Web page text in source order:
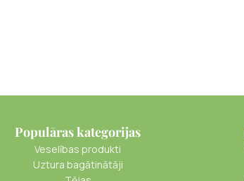
Populāras kategorijas
Veselības produkti
Uztura bagātinātāji